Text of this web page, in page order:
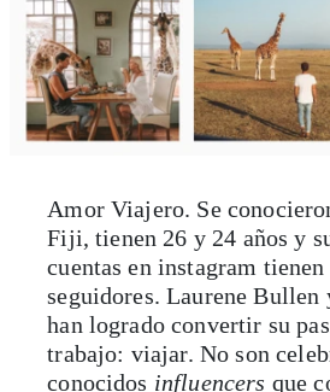
Amor Viajero. Se
Fiji, tienen 26 y 24 años y
cuentas en instagram
seguidores. Laurene Bullen
han logrado convertir su
trabajo: viajar. No son
conocidos influencers que